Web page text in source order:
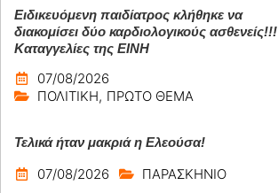
Ειδικευόμενη παιδίατρος κλήθηκε να
διακομίσει δύο καρδιολογικούς ασθενείς!!!
Καταγγελίες της ΕΙΝΗ
07/08/2026
ΠΟΛΙΤΙΚΗ, ΠΡΩΤΟ ΘΕΜΑ
Τελικά ήταν μακριά η Ελεούσα!
07/08/2026 ΠΑΡΑΣΚΗΝΙΟ